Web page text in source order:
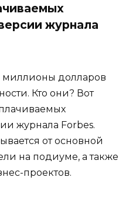
журнала
миллионы долларов
Кто они? Вот
журнала Forbes.
от основной
на подиуме, а также
проектов.